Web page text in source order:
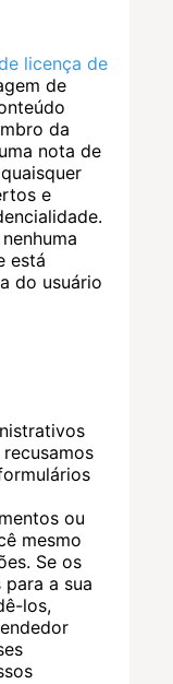
licença de
de
da
nota de
e
está
do usuário
ou
mesmo
Se os
a sua
los,